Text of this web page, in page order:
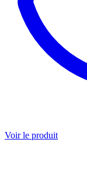
Voir le produit